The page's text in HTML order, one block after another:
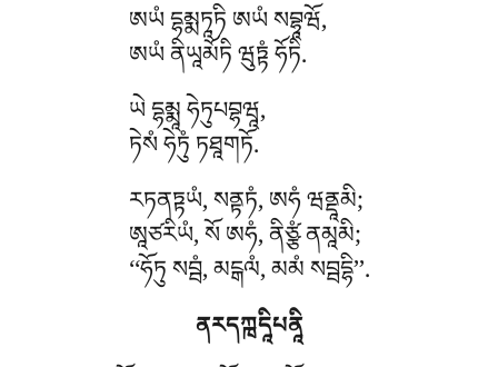
ཨཡཾདྷམྨཏཱཏི ཨཡཾ སབྷཱཝོ,
ཨཡཾ ནིཡཱམོཏི ཝུཏྟཾ ཧོཏི.
ཡེདྷམྨཱ ཧེཏུཔབྷཝཱ,
ཏེསཾ ཧེཏུཾ ཏཐཱགཏོ.
རཏནཏྟཡཾ, སནྟཏཾ, ཨཧཾ ཝནྡཱམི;
ཨཱཙརིཡཾ, སོ ཨཧཾ, ནིཙྩཾ ནམཱམི;
‘‘ཧོཏུ སབྦཾ, མངྒལཾ, མམཾ སབྦདྷི’’.
ནརདཀྑདཱིཔནཱི